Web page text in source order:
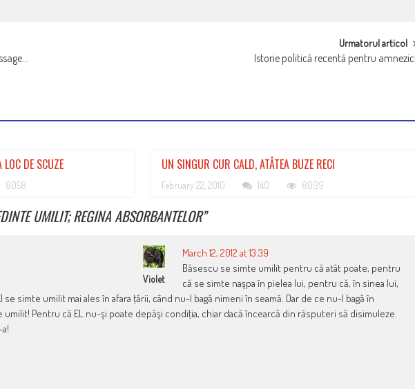
Urmatorul articol
Istorie politică recentă pentru
DE SCUZE
8058
UN SINGUR CUR CALD, ATÂTEA BUZE RECI
February 22, 2010 140 8099
UMILIT; REGINA ABSORBANTELOR”
Violet
March 12, 2012 at 13:39
Băsescu se simte umilit pentru că atât poate, pentru
că se simte naşpa în pielea lui, pentru că, în sinea lui,
se simte umilit mai ales în afara ţării, când nu-l bagă nimeni în seamă. Dar de ce nu-l bagă în
umilit! Pentru că EL nu-şi poate depăşi condiţia, chiar dacă încearcă din răsputeri să disimuleze.